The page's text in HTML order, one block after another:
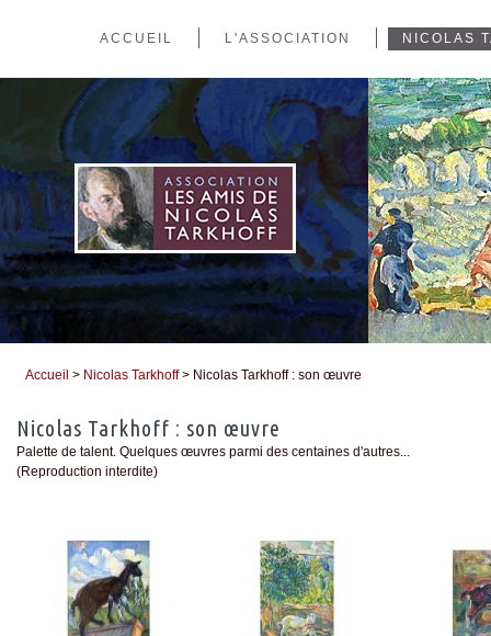
ACCUEIL L'ASSOCIATION NICOLAS
Accueil > Nicolas Tarkhoff> Nicolas Tarkhoff : son œuvre
Nicolas Tarkhoff : son œuvre
Palette de talent. Quelques œuvres parmi des centaines d'autres...
(Reproduction interdite)